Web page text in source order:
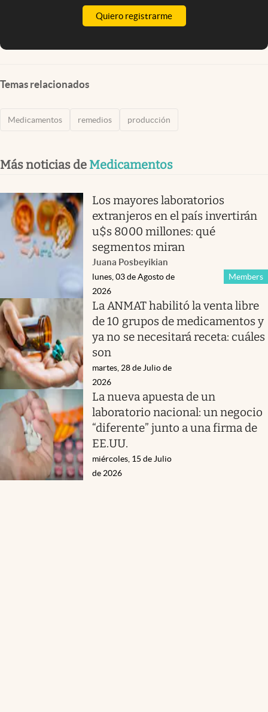
Quiero registrarme
Temas relacionados
Medicamentos remedios producción
Más noticias de Medicamentos
Los mayores laboratorios
extranjeros en el país invertirán
u$s 8000 millones: qué
segmentos miran
Juana Posbeyikian
Members
lunes, 03 de Agosto de
2026
La ANMAT habilitó la venta libre
de 10 grupos de medicamentos y
ya no se necesitará receta: cuáles
son
martes, 28 de Julio de
2026
La nueva apuesta de un
laboratorio nacional: un negocio
“diferente” junto a una firma de
EE.UU.
miércoles, 15 de Julio
de 2026